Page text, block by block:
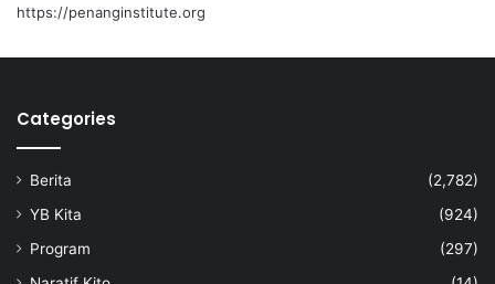
https://penanginstitute.org
Categories
Berita
(2,782)
YB Kita
(924)
Program
(297)